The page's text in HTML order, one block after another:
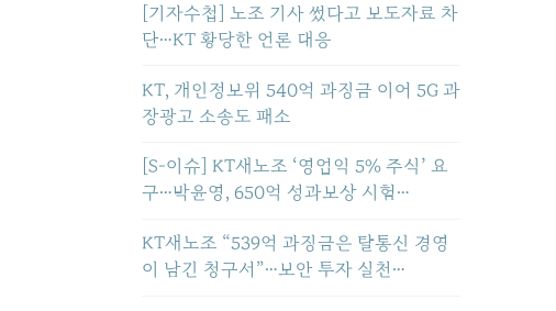
[기자수첩] 노조 기사 썼다고 보도자료 차
단…KT 황당한 언론 대응
KT, 개인정보위 540억 과징금 이어 5G 과
장광고 소송도 패소
[S-이슈] KT새노조 ‘영업익 5% 주식’ 요
구…박윤영, 650억 성과보상 시험…
KT새노조 “539억 과징금은 탈통신 경영
이 남긴 청구서”…보안 투자 실천…